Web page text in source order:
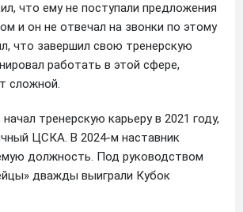
что ему не поступали предложения
и он не отвечал на звонки по этому
что завершил свою тренерскую
работать в этой сфере,
сложной.
тренерскую карьеру в 2021 году,
ЦСКА. В 2024-м наставник
должность. Под руководством
дважды выиграли Кубок